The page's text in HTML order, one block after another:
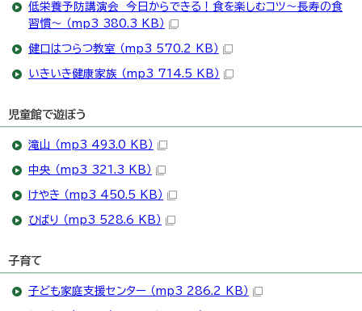
低栄養予防講演会 今日からできる！食を楽しむコツ～長寿の食
習慣～ （mp3 380.3 KB）
健口はつらつ教室 （mp3 570.2 KB）
いきいき健康家族 （mp3 714.5 KB）
児童館で遊ぼう
滝山 （mp3 493.0 KB）
中央 （mp3 321.3 KB）
けやき （mp3 450.5 KB）
ひばり （mp3 528.6 KB）
子育て
子ども家庭支援センター （mp3 286.2 KB）